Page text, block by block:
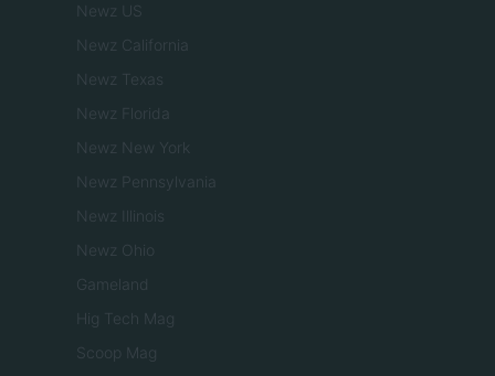
Newz US
Newz California
Newz Texas
Newz Florida
Newz New York
Newz Pennsylvania
Newz Illinois
Newz Ohio
Gameland
Hig Tech Mag
Scoop Mag